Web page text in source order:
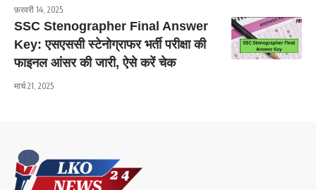
फ़रवरी 14, 2025
SSC Stenographer Final Answer
Key: एसएससी स्टेनोग्राफर भर्ती परीक्षा की
फाइनल आंसर की जारी, ऐसे करें चेक
मार्च 21, 2025